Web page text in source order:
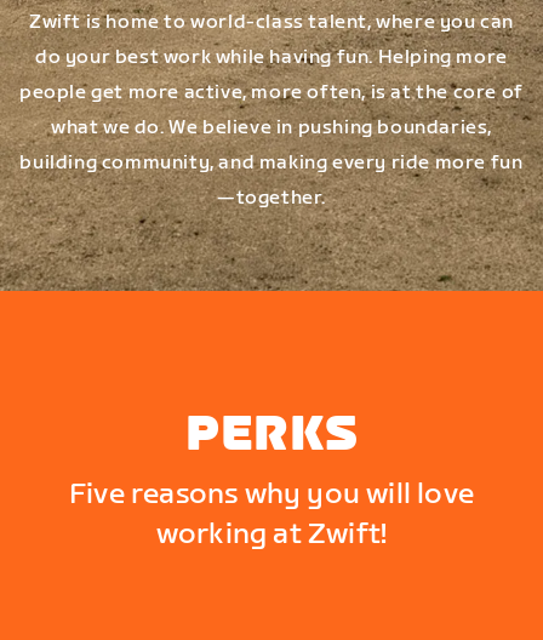
Zwift is home to world-class talent, where you can
do your best work while having fun. Helping more
people get more active, more often, is at the core of
what we do. We believe in pushing boundaries,
building community, and making every ride more fun
—together.
PERKS
Five reasons why you will love
working at Zwift!